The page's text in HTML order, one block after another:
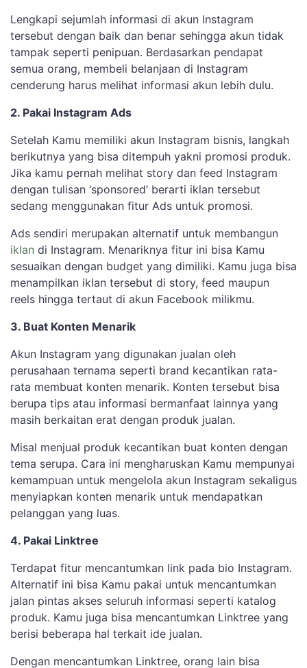
Lengkapi sejumlah informasi di akun Instagram
tersebut dengan baik dan benar sehingga akun tidak
tampak seperti penipuan. Berdasarkan pendapat
semua orang, membeli belanjaan di Instagram
cenderung harus melihat informasi akun lebih dulu.
2. Pakai Instagram Ads
Setelah Kamu memiliki akun Instagram bisnis, langkah
berikutnya yang bisa ditempuh yakni promosi produk.
Jika kamu pernah melihat story dan feed Instagram
dengan tulisan ‘sponsored’ berarti iklan tersebut
sedang menggunakan fitur Ads untuk promosi.
Ads sendiri merupakan alternatif untuk membangun
iklan di Instagram. Menariknya fitur ini bisa Kamu
sesuaikan dengan budget yang dimiliki. Kamu juga bisa
menampilkan iklan tersebut di story, feed maupun
reels hingga tertaut di akun Facebook milikmu.
3. Buat Konten Menarik
Akun Instagram yang digunakan jualan oleh
perusahaan ternama seperti brand kecantikan rata-
rata membuat konten menarik. Konten tersebut bisa
berupa tips atau informasi bermanfaat lainnya yang
masih berkaitan erat dengan produk jualan.
Misal menjual produk kecantikan buat konten dengan
tema serupa. Cara ini mengharuskan Kamu mempunyai
kemampuan untuk mengelola akun Instagram sekaligus
menyiapkan konten menarik untuk mendapatkan
pelanggan yang luas.
4. Pakai Linktree
Terdapat fitur mencantumkan link pada bio Instagram.
Alternatif ini bisa Kamu pakai untuk mencantumkan
jalan pintas akses seluruh informasi seperti katalog
produk. Kamu juga bisa mencantumkan Linktree yang
berisi beberapa hal terkait ide jualan.
Dengan mencantumkan Linktree, orang lain bisa